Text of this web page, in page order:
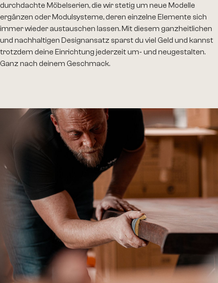
durchdachte Möbelserien, die wir stetig um neue Modelle
ergänzen oder Modulsysteme, deren einzelne Elemente sich
immer wieder austauschen lassen. Mit diesem ganzheitlichen
und nachhaltigen Designansatz sparst du viel Geld und kannst
trotzdem deine Einrichtung jederzeit um- und neugestalten.
Ganz nach deinem Geschmack.